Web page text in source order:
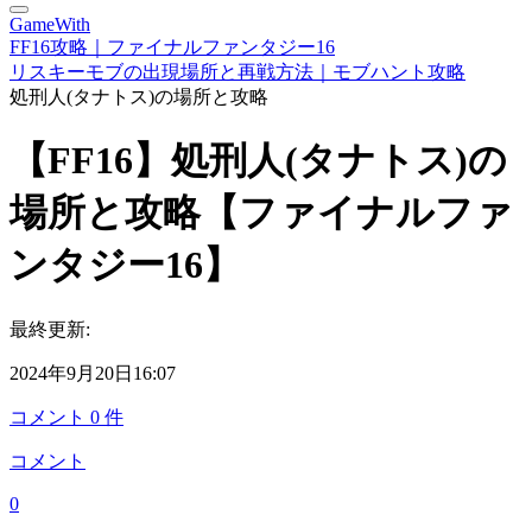
GameWith
FF16攻略｜ファイナルファンタジー16
リスキーモブの出現場所と再戦方法｜モブハント攻略
処刑人(タナトス)の場所と攻略
【FF16】処刑人(タナトス)の
場所と攻略【ファイナルファ
ンタジー16】
最終更新:
2024年9月20日16:07
コメント 0 件
コメント
0